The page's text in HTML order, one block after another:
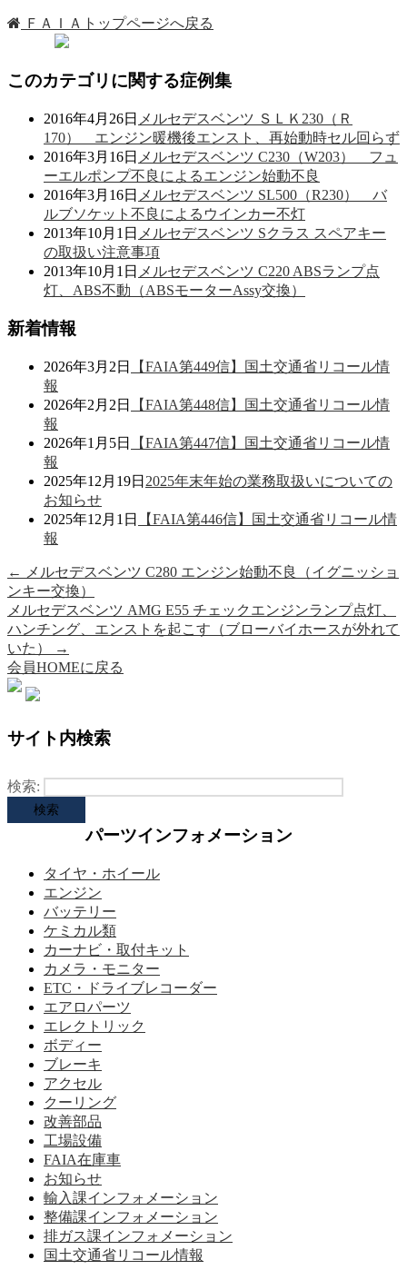
ＦＡＩＡトップページへ戻る
このカテゴリに関する症例集
2016年4月26日 メルセデスベンツ ＳＬＫ230（Ｒ
170） エンジン暖機後エンスト、再始動時セル回らず
2016年3月16日 メルセデスベンツ C230（W203） フュ
ーエルポンプ不良によるエンジン始動不良
2016年3月16日 メルセデスベンツ SL500（R230） バ
ルブソケット不良によるウインカー不灯
2013年10月1日 メルセデスベンツ Sクラス スペアキー
の取扱い注意事項
2013年10月1日 メルセデスベンツ C220 ABSランプ点
灯、ABS不動（ABSモーターAssy交換）
新着情報
2026年3月2日
【FAIA第449信】国土交通省リコール情
報
2026年2月2日
【FAIA第448信】国土交通省リコール情
報
2026年1月5日
【FAIA第447信】国土交通省リコール情
報
2025年12月19日 2025年末年始の業務取扱いについての
お知らせ
2025年12月1日
【FAIA第446信】国土交通省リコール情
報
←
メルセデスベンツ C280 エンジン始動不良（イグニッショ
ンキー交換）
メルセデスベンツ AMG E55 チェックエンジンランプ点灯、
ハンチング、エンストを起こす（ブローバイホースが外れて
いた）
→
会員HOMEに戻る
サイト内検索
検索:
パーツインフォメーション
タイヤ・ホイール
エンジン
バッテリー
ケミカル類
カーナビ・取付キット
カメラ・モニター
ETC・ドライブレコーダー
エアロパーツ
エレクトリック
ボディー
ブレーキ
アクセル
クーリング
改善部品
工場設備
FAIA在庫車
お知らせ
輸入課インフォメーション
整備課インフォメーション
排ガス課インフォメーション
国土交通省リコール情報